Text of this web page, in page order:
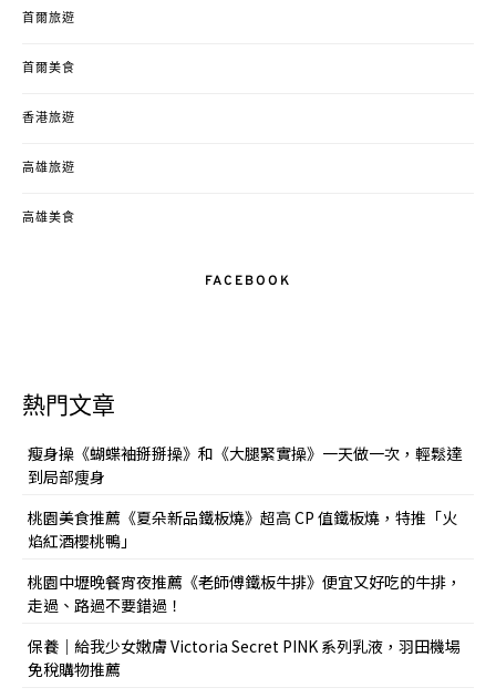
首爾旅遊
首爾美食
香港旅遊
高雄旅遊
高雄美食
FACEBOOK
熱門文章
瘦身操《蝴蝶袖掰掰操》和《大腿緊實操》一天做一次，輕鬆達
到局部痩身
桃園美食推薦《夏朵新品鐵板燒》超高 CP 值鐵板燒，特推「火
焰紅酒櫻桃鴨」
桃園中壢晚餐宵夜推薦《老師傅鐵板牛排》便宜又好吃的牛排，
走過、路過不要錯過！
保養｜給我少女嫩膚 Victoria Secret PINK 系列乳液，羽田機場
免稅購物推薦